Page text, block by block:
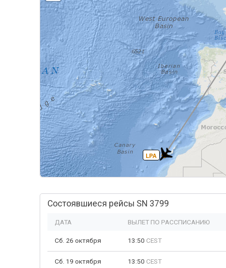
LPA
Состоявшиеся рейсы SN 3799
ДАТА ВЫЛЕТ ПО РАССПИСАНИЮ
Сб. 26 октября 13:50 CEST
Сб. 19 октября 13:50 CEST